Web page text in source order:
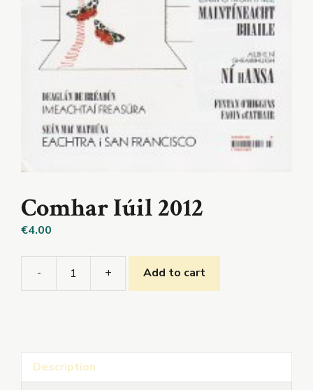
Comhar Iúil 2012
€4.00
-
Comhar
+ Add to cart
Description